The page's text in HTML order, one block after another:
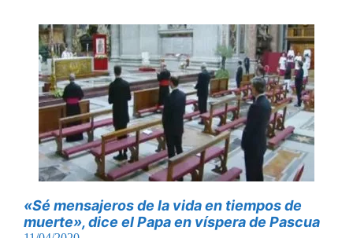
«Sé mensajeros de la vida en tiempos de
muerte», dice el Papa en víspera de Pascua